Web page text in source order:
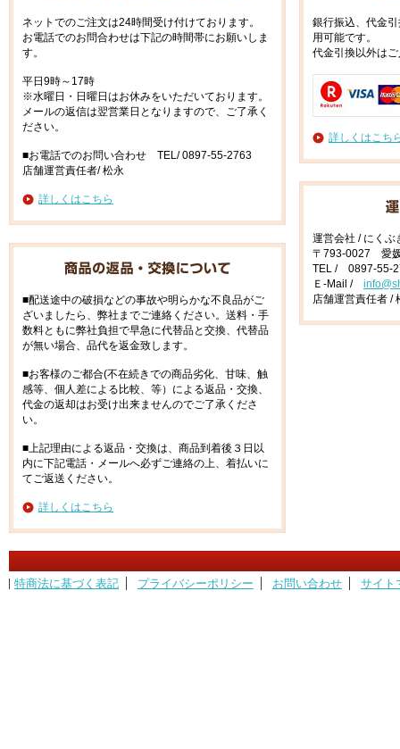
ネットでのご注文は24時間受け付けております。
お電話でのお問合わせは下記の時間帯にお願いしま
す。
平日9時～17時
※水曜日・日曜日はお休みをいただいております。
メールの返信は翌営業日となりますので、ご了承く
ださい。
■お電話でのお問い合わせ TEL/ 0897-55-2763
店舗運営責任者/ 松永
詳しくはこちら
■配送途中の破損などの事故や明らかな不良品がご
ざいましたら、弊社までご連絡ください。送料・手
数料ともに弊社負担で早急に代替品と交換、代替品
が無い場合、品代を返金致します。
■お客様のご都合(不在続きでの商品劣化、甘味、触
感等、個人差による比較、等）による返品・交換、
代金の返却はお受け出来ませんのでご了承くださ
い。
■上記理由による返品・交換は、商品到着後３日以
内に下記電話・メールへ必ずご連絡の上、着払いに
てご返送ください。
詳しくはこちら
銀行振込、代金
用可能です。
代金引換以外は
詳しくはこち
運営会社 / にくぶ
〒793-0027 愛
TEL / 0897-55-
Ｅ-Mail /
店舗運営責任者 /
特商法に基づく表記 プライバシーポリシー お問い合わせ サイト